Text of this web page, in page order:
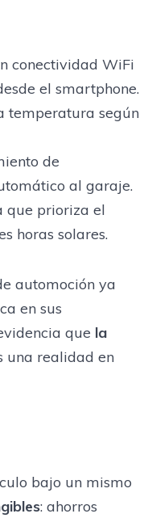
conectividad WiFi
el smartphone.
temperatura según
de
al garaje.
que prioriza el
horas solares.
automoción ya
en sus
que la
una realidad en
bajo un mismo
: ahorros